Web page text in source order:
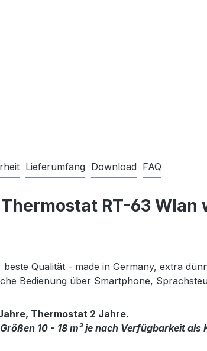
Lieferumfang Download FAQ
RT-63
Qualität - made in Germany, extra
Bedienung über Smartphone,
Thermostat 2 Jahre.
10 - 18 m² je nach Verfügbarkeit